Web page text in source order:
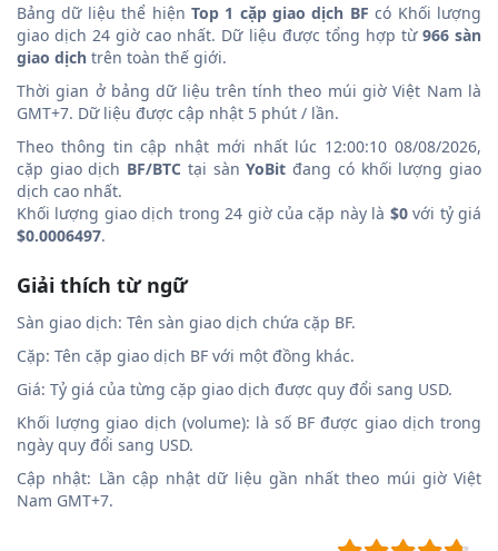
Bảng dữ liệu thể hiện Top 1 cặp giao dịch BF có Khối lượng
giao dịch 24 giờ cao nhất. Dữ liệu được tổng hợp từ 966 sàn
giao dịch trên toàn thế giới.
Thời gian ở bảng dữ liệu trên tính theo múi giờ Việt Nam là
GMT+7. Dữ liệu được cập nhật 5 phút / lần.
Theo thông tin cập nhật mới nhất lúc 12:00:10 08/08/2026,
cặp giao dịch BF/BTC tại sànYoBit đang có khối lượng giao
dịch cao nhất.
Khối lượng giao dịch trong 24 giờ của cặp này là $0với tỷ giá
$0.0006497.
Giải thích từ ngữ
Sàn giao dịch: Tên sàn giao dịch chứa cặp BF.
Cặp: Tên cặp giao dịch BF với một đồng khác.
Giá: Tỷ giá của từng cặp giao dịch được quy đổi sang USD.
Khối lượng giao dịch (volume): là số BF được giao dịch trong
ngày quy đổi sang USD.
Cập nhật: Lần cập nhật dữ liệu gần nhất theo múi giờ Việt
Nam GMT+7.